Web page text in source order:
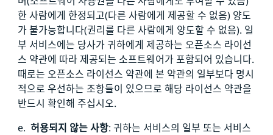
한 사람에게 한정되고(다른 사람에게 제공할 수 없음) 양도
가 불가능합니다(권리를 다른 사람에게 양도할 수 없음). 일
부 서비스에는 당사가 귀하에게 제공하는 오픈소스 라이선
스 약관에 따라 제공되는 소프트웨어가 포함되어 있습니다.
때로는 오픈소스 라이선스 약관에 본 약관의 일부보다 명시
적으로 우선하는 조항들이 있으므로 해당 라이선스 약관을
반드시 확인해 주십시오.
e. 허용되지 않는 사항: 귀하는 서비스의 일부 또는 서비스